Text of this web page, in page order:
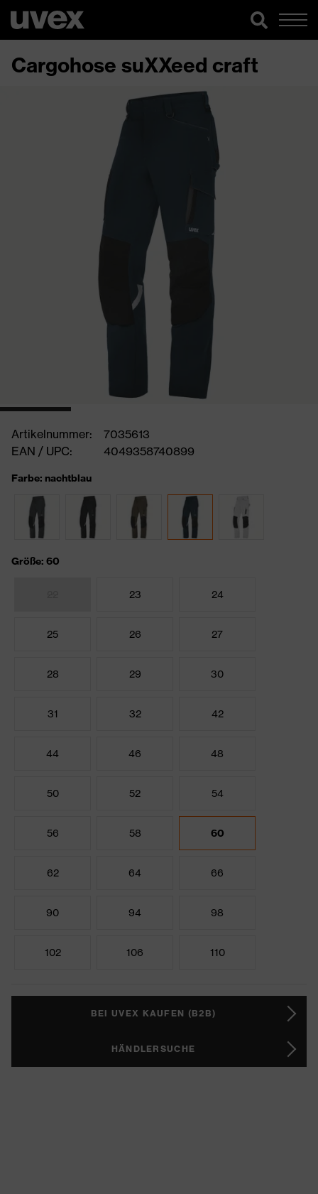
Cargohose suXXeed craft
Artikelnummer:
7035613
EAN / UPC:
4049358740899
Farbe: nachtblau
Größe: 60
23 24
25 26 27
28 29 30
31 32 42
44 46 48
50 52 54
56 58 60
62 64 66
90 94 98
102 106 110
BEI UVEX KAUFEN (B2B)
HÄNDLERSUCHE